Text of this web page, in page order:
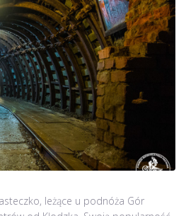
leżące u podnóża Gór